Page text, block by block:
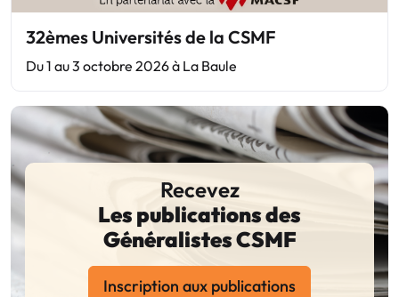
32èmes Universités de la CSMF
Du 1 au 3 octobre 2026 à La Baule
Recevez
Les publications des
Généralistes CSMF
Inscription aux publications